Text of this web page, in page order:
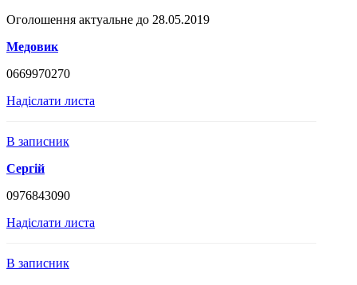
Оголошення актуальне до 28.05.2019
Медовик
0669970270
Надіслати листа
В записник
Сергій
0976843090
Надіслати листа
В записник